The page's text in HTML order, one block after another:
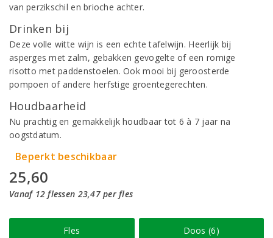
van perzikschil en brioche achter.
Drinken bij
Deze volle witte wijn is een echte tafelwijn. Heerlijk bij
asperges met zalm, gebakken gevogelte of een romige
risotto met paddenstoelen. Ook mooi bij geroosterde
pompoen of andere herfstige groentegerechten.
Houdbaarheid
Nu prachtig en gemakkelijk houdbaar tot 6 à 7 jaar na
oogstdatum.
Beperkt beschikbaar
25,60
Vanaf 12 flessen 23,47 per fles
Fles Doos (6)